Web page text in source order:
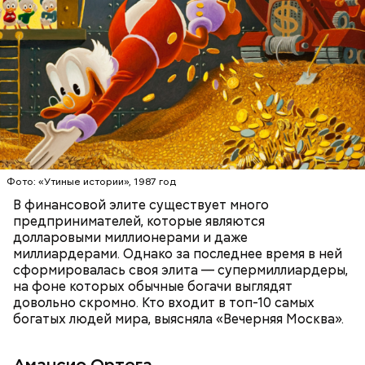
Фото: «Утиные истории», 1987 год
В финансовой элите существует много
предпринимателей, которые являются
долларовыми миллионерами и даже
миллиардерами. Однако за последнее время в ней
сформировалась своя элита — супермиллиардеры,
на фоне которых обычные богачи выглядят
довольно скромно. Кто входит в топ-10 самых
богатых людей мира, выясняла «Вечерняя Москва».
Фото: Shutterstock
стильную одежду по доступным ценам.
БОГАТСТВО
БИЗНЕС
ПРЕДПРИНИМАТЕЛИ
МИЛЛИАРДЕРЫ
ДЕНЬГИ
Люсиль Рандон (118 лет)
Фото: public domain